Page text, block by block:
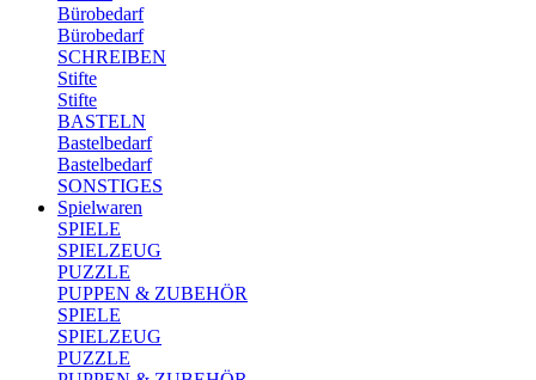
Bürobedarf
Bürobedarf
SCHREIBEN
Stifte
Stifte
BASTELN
Bastelbedarf
Bastelbedarf
SONSTIGES
Spielwaren
SPIELE
SPIELZEUG
PUZZLE
PUPPEN & ZUBEHÖR
SPIELE
SPIELZEUG
PUZZLE